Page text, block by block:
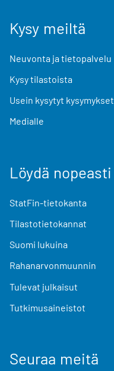
Kysy meiltä
Neuvonta ja tietopalvelu
Kysy tilastoista
Usein kysytyt kysymykset
Medialle
Löydä nopeasti
StatFin-tietokanta
Tilastotietokannat
Suomi lukuina
Rahanarvonmuunnin
Tulevat julkaisut
Tutkimusaineistot
Seuraa meitä